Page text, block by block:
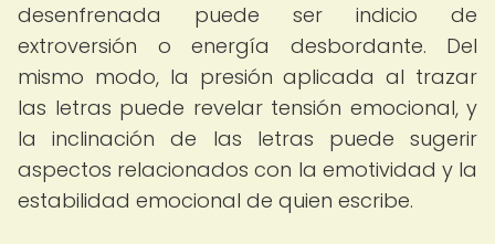
desenfrenada puede ser indicio de
extroversión o energía desbordante. Del
mismo modo, la presión aplicada al trazar
las letras puede revelar tensión emocional, y
la inclinación de las letras puede sugerir
aspectos relacionados con la emotividad y la
estabilidad emocional de quien escribe.